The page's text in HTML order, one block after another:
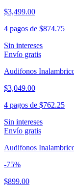
$3,499.00
4 pagos de $874.75
Sin intereses
Envío gratis
Audifonos
$3,049.00
4 pagos de $762.25
Sin intereses
Envío gratis
Audifonos
-75%
$899.00